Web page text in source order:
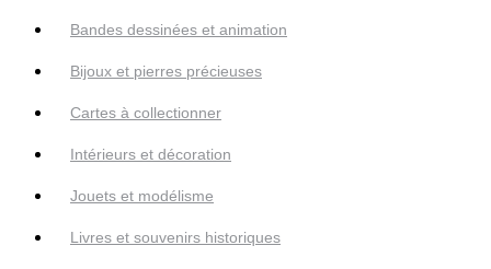
Bandes dessinées et animation
Bijoux et pierres précieuses
Cartes à collectionner
Intérieurs et décoration
Jouets et modélisme
Livres et souvenirs historiques